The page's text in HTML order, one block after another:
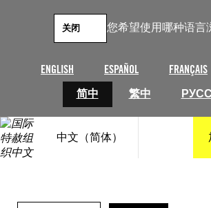
您希望使用哪种语言
ENGLISH ESPAÑOL FRANÇAIS
简中
繁中
关闭
中文（简体）